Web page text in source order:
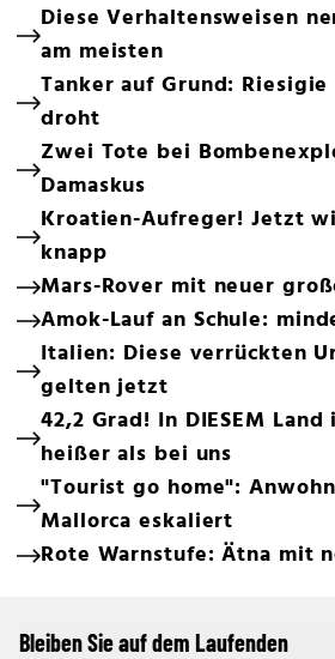
Diese Verhaltensweisen
am meisten
Tanker auf Grund:
droht
Zwei Tote bei
Damaskus
Kroatien-Aufreger! Jetzt
knapp
Mars-Rover mit neuer
Amok-Lauf an Schule:
Italien: Diese verrückten
gelten jetzt
42,2 Grad! In DIESEM Land
heißer als bei uns
"Tourist go home":
Mallorca eskaliert
Rote Warnstufe: Ätna mit
Bleiben Sie auf dem Laufenden